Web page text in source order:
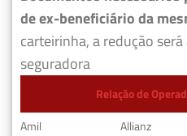
de ex-beneficiário da
carteirinha, a redução
seguradora
Relação de
Amil
Allianz